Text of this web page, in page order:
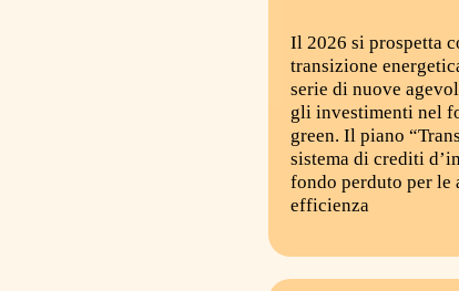
Il 2026 si prospetta
transizione
serie di nuove
gli investimenti nel
green. Il piano
sistema di crediti
fondo perduto per le
efficienza